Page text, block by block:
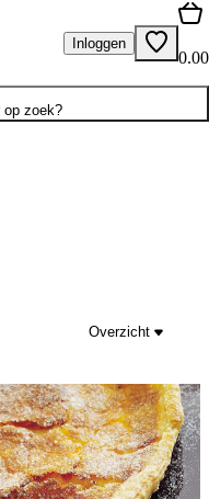
Inloggen
0.00
op zoek?
Overzicht